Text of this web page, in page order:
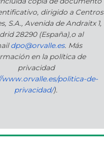
dirigido a Centros
S.A., Avenida de Andraitx 1,
28290 (España), o al
dpo@orvalle.es. Más
en la política de
privacidad
politica-de-
privacidad/).